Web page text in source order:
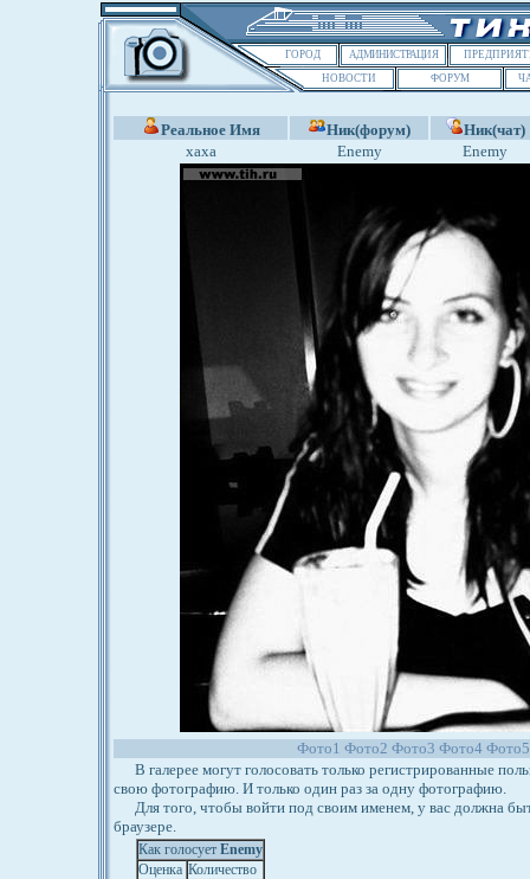
ГОРОД АДМИНИСТРАЦИЯ
НОВОСТИ
ФОРУМ
Реальное Имя Ник(форум)
Ник(чат)
хаха
Enemy Enemy
Фото1 Фото2 Фото3 Фото4
В галерее могут голосовать только регистрированные
свою фотографию. И только один раз за одну фотографию.
Для того, чтобы войти под своим именем, у вас должна
браузере.
Как голосует Enemy
Оценка Количество